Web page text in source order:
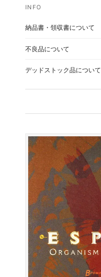
納品書・領収書について
不良品について
デッドストック品について